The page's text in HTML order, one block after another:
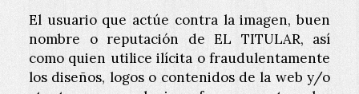
El usuario que actúe contra la imagen, buen
nombre o reputación de EL TITULAR, así
como quien utilice ilícita o fraudulentamente
los diseños, logos o contenidos de la web y/o